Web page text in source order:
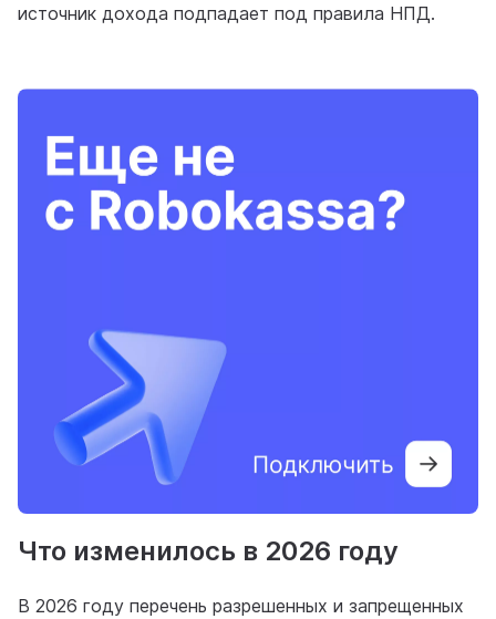
источник дохода подпадает под правила НПД.
Что изменилось в 2026 году
В 2026 году перечень разрешенных и запрещенных